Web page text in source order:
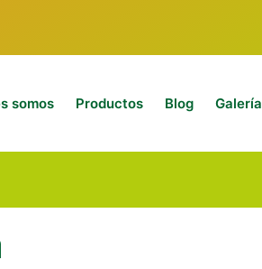
somos Productos Blog Galería